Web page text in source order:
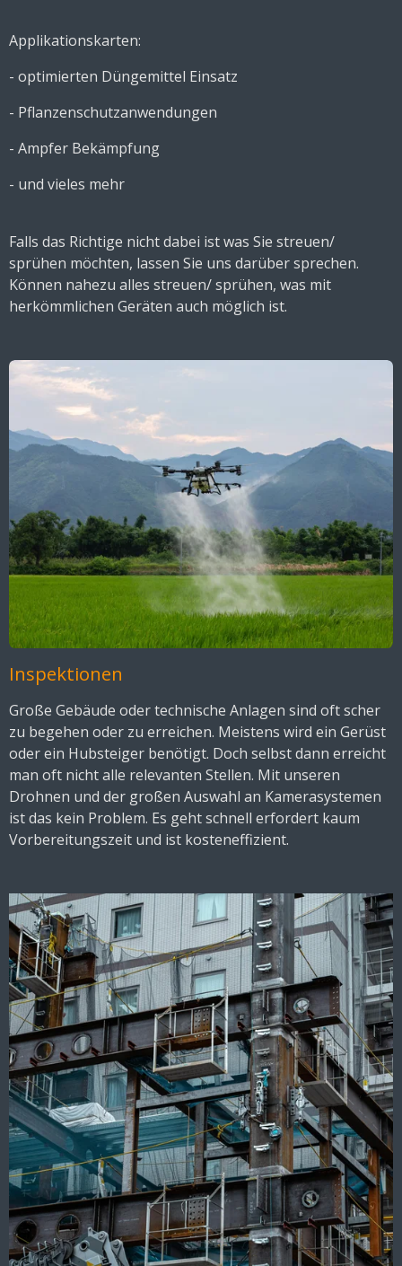
Applikationskarten:
- optimierten Düngemittel Einsatz
- Pflanzenschutzanwendungen
- Ampfer Bekämpfung
- und vieles mehr
Falls das Richtige nicht dabei ist was Sie streuen/
sprühen möchten, lassen Sie uns darüber sprechen.
Können nahezu alles streuen/ sprühen, was mit
herkömmlichen Geräten auch möglich ist.
Inspektionen
Große Gebäude oder technische Anlagen sind oft scher
zu begehen oder zu erreichen. Meistens wird ein Gerüst
oder ein Hubsteiger benötigt. Doch selbst dann erreicht
man oft nicht alle relevanten Stellen. Mit unseren
Drohnen und der großen Auswahl an Kamerasystemen
ist das kein Problem. Es geht schnell erfordert kaum
Vorbereitungszeit und ist kosteneffizient.